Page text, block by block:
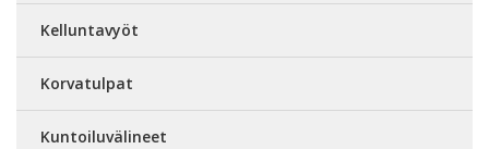
Kelluntavyöt
Korvatulpat
Kuntoiluvälineet